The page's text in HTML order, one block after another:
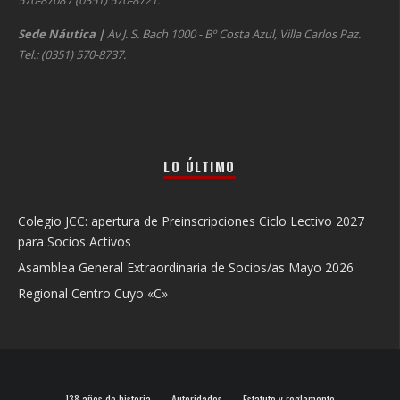
Sede Náutica |Av J. S. Bach 1000 - Bº Costa Azul, Villa Carlos Paz.
Tel.: (0351) 570-8737.
LO ÚLTIMO
Colegio JCC: apertura de Preinscripciones Ciclo Lectivo 2027
para Socios Activos
Asamblea General Extraordinaria de Socios/as Mayo 2026
Regional Centro Cuyo «C»